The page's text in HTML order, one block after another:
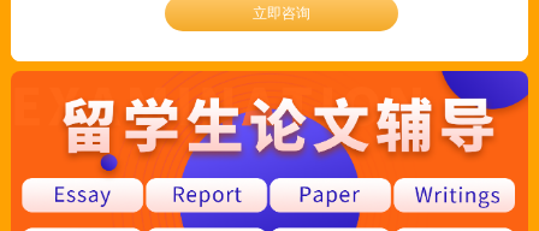
立即咨询